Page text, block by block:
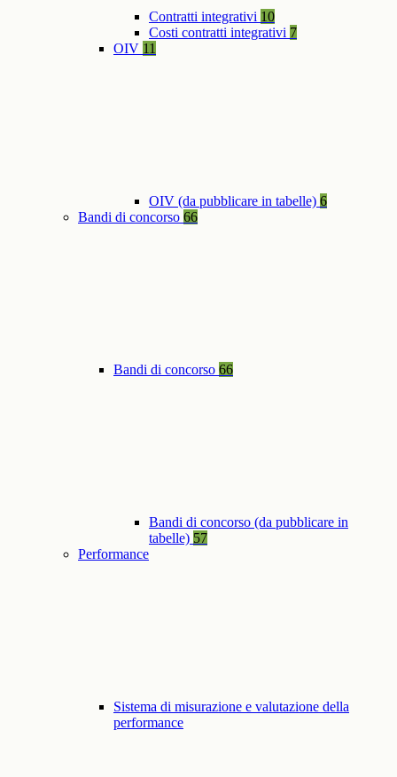
Contratti integrativi 10
Costi contratti integrativi 7
OIV 11
OIV (da pubblicare in tabelle) 6
Bandi di concorso 66
Bandi di concorso 66
Bandi di concorso (da pubblicare in
tabelle) 57
Performance
Sistema di misurazione e valutazione della
performance